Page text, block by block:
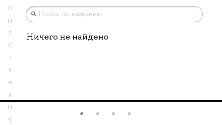
О
П
Р
С
Т
У
Ф
Х
Ц
Ч
Ничего не найдено